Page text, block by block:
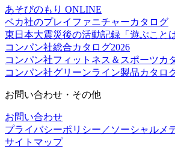
あそびのもり ONLINE
ベカ社のプレイファニチャーカタログ
東日本大震災後の活動記録「遊ぶこと
コンパン社総合カタログ2026
コンパン社フィットネス＆スポーツカ
コンパン社グリーンライン製品カタロ
お問い合わせ・その他
お問い合わせ
プライバシーポリシー／ソーシャルメ
サイトマップ